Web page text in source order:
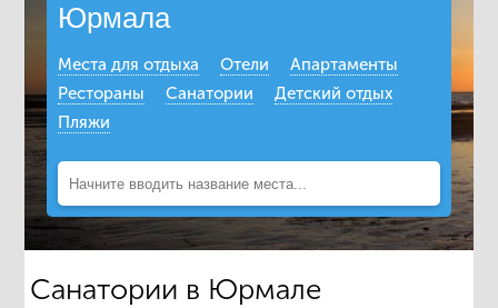
Юрмала
Места для отдыха Отели
Апартаменты
Рестораны
Санатории
Детский отдых
Пляжи
Санатории в Юрмале